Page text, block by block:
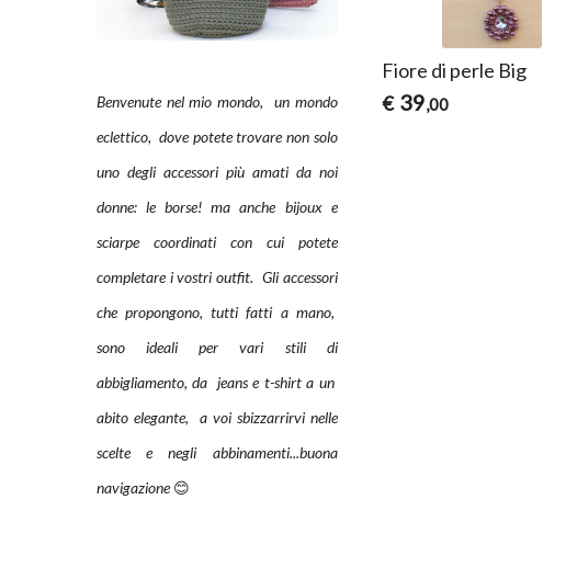
Fiore di perle Big
€ 39,00
Benvenute nel mio mondo, un mondo
eclettico, dove potete trovare non solo
uno degli accessori più amati da noi
donne: le borse! ma anche bijoux e
sciarpe coordinati con cui potete
completare i vostri outfit. Gli accessori
che propongono, tutti fatti a mano,
sono ideali per vari stili di
abbigliamento, da jeans e t-shirt a un
abito elegante, a voi sbizzarrirvi nelle
scelte e negli abbinamenti...buona
navigazione😊